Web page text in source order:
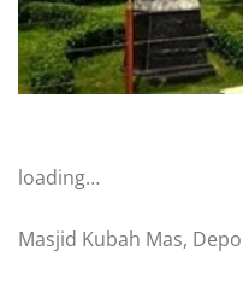
loading…
Masjid Kubah Mas,